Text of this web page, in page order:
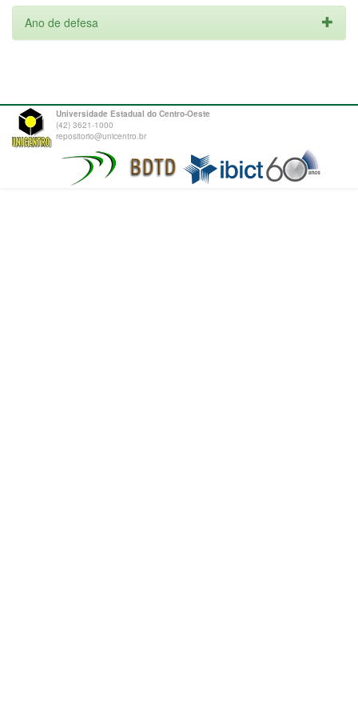
Ano de defesa
Universidade Estadual do Centro-Oeste
(42) 3621-1000
repositorio@unicentro.br